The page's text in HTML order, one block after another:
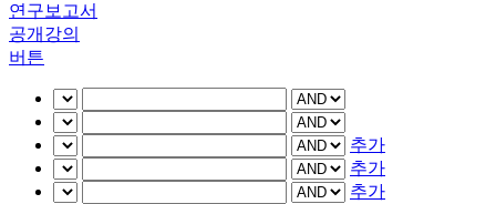
연구보고서
공개강의
버튼
추가
추가
추가